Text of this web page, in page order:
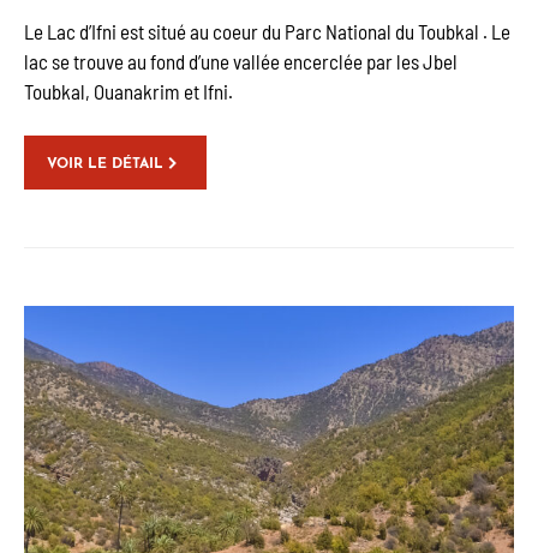
Le Lac d’Ifni est situé au coeur du Parc National du Toubkal . Le
lac se trouve au fond d’une vallée encerclée par les Jbel
Toubkal, Ouanakrim et Ifni.
VOIR LE DÉTAIL